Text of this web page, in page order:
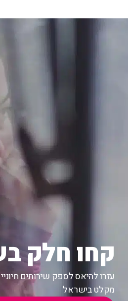
קחו חלק
עזרו להיאס לספק שירותים
מקלט בישראל